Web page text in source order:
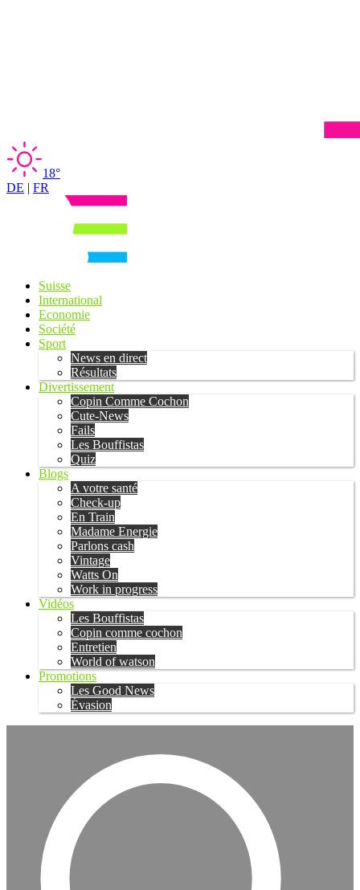
18°
DE | FR
Suisse
International
Economie
Société
Sport
News en direct
Résultats
Divertissement
Copin Comme Cochon
Cute-News
Fails
Les Bouffistas
Quiz
Blogs
A votre santé
Check-up
En Train
Madame Energie
Parlons cash
Vintage
Watts On
Work in progress
Vidéos
Les Bouffistas
Copin comme cochon
Entretien
World of watson
Promotions
Les Good News
Évasion